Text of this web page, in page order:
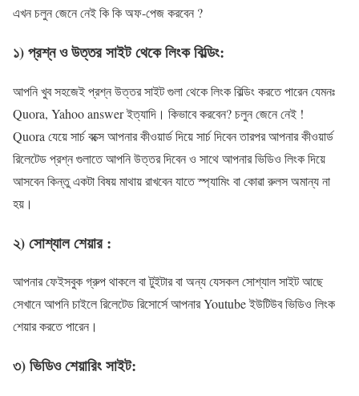
এখন চলুন জেনে নেই কি কি অফ-পেজ করবেন ?
১) প্রশ্ন ও উত্তর সাইট থেকে লিংক বিল্ডিং:
আপনি খুব সহজেই প্রশ্ন উত্তর সাইট গুলা থেকে লিংক বিল্ডিং করতে পারেন যেমনঃ
Quora, Yahoo answer ইত্যাদি। কিভাবে করবেন? চলুন জেনে নেই !
Quora যেয়ে সার্চ বক্সে আপনার কীওয়ার্ড দিয়ে সার্চ দিবেন তারপর আপনার কীওয়ার্ড
রিলেটেড প্রশ্ন গুলাতে আপনি উত্তর দিবেন ও সাথে আপনার ভিডিও লিংক দিয়ে
আসবেন কিন্তু একটা বিষয় মাথায় রাখবেন যাতে স্প্যামিং বা কোৱা রুলস অমান্য না
হয়।
২) সোশ্যাল শেয়ার :
আপনার ফেইসবুক গ্রুপ থাকলে বা টুইটার বা অন্য যেসকল সোশ্যাল সাইট আছে
সেখানে আপনি চাইলে রিলেটেড রিসোর্সে আপনার Youtube ইউটিউব ভিডিও লিংক
শেয়ার করতে পারেন।
৩) ভিডিও শেয়ারিং সাইট: